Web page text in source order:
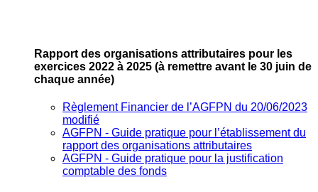
Rapport des organisations attributaires pour les
exercices 2022 à 2025 (à remettre avant le 30 juin de
chaque année)
Règlement Financier de l’AGFPN du 20/06/2023
modifié
AGFPN ‐ Guide pratique pour l’établissement du
rapport des organisations attributaires
AGFPN ‐ Guide pratique pour la justification
comptable des fonds